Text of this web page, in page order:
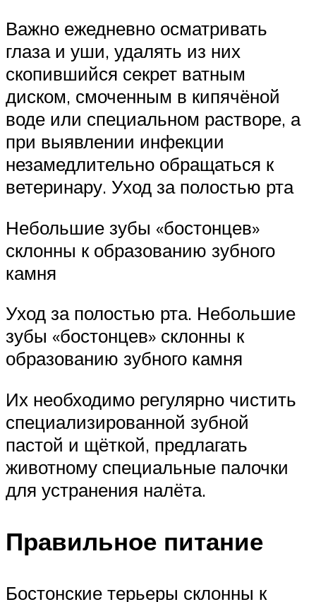
Важно ежедневно осматривать
глаза и уши, удалять из них
скопившийся секрет ватным
диском, смоченным в кипячёной
воде или специальном растворе, а
при выявлении инфекции
незамедлительно обращаться к
ветеринару. Уход за полостью рта
Небольшие зубы «бостонцев»
склонны к образованию зубного
камня
Уход за полостью рта. Небольшие
зубы «бостонцев» склонны к
образованию зубного камня
Их необходимо регулярно чистить
специализированной зубной
пастой и щёткой, предлагать
животному специальные палочки
для устранения налёта.
Правильное питание
Бостонские терьеры склонны к